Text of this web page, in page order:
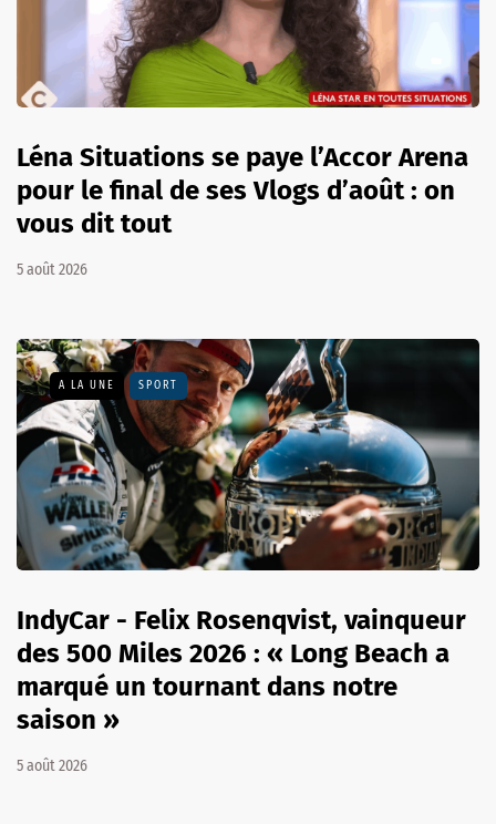
Léna Situations se paye l’Accor Arena
pour le final de ses Vlogs d’août : on
vous dit tout
5 août 2026
A LA UNE SPORT
IndyCar - Felix Rosenqvist, vainqueur
des 500 Miles 2026 : « Long Beach a
marqué un tournant dans notre
saison »
5 août 2026